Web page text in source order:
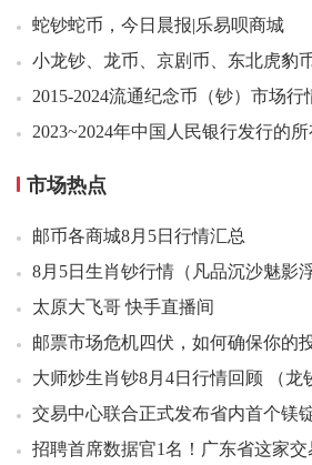
05：54 封神演义二小型张连号38.50元成交6
05：59 双联白片（大全套）好品385.00元
06：05 封神演义二小型张好品40.00元成交
06：06 封神演义二小型张好品40.00元成交
06：40 济南泉韵套票撕口3.25元成交160套
07：54 苏州园林狮子林套票好品3.20元成交
08：03 中国空间站小版好品6.50元成交349版
08：25 94年万国邮联小型张（互动金标）
08：30 解放军军旗军徽军歌套票撕口8.80
08：37 解放军军旗军徽军歌套票好品8.20
08：42 封神演义二小型张特殊靓号70.00元
蛇钞蛇币，今日晨报|乐易呗商城
小龙钞、龙币、京剧币、东北虎豹
2015-2024流通纪念币（钞）市场行
市场热点
邮币各商城8月5日行情汇总
太原大飞哥 快手直播间
邮票市场危机四伏，如何确保你的
大师炒生肖钞8月4日行情回顾 （龙